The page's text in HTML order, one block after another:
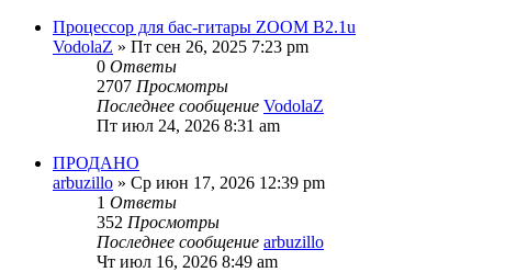
Процессор для бас-гитары ZOOM B2.1u
VodolaZ » Пт сен 26, 2025 7:23 pm
0 Ответы
2707 Просмотры
Последнее сообщение VodolaZ
Пт июл 24, 2026 8:31 am
ПРОДАНО
arbuzillo » Ср июн 17, 2026 12:39 pm
1 Ответы
352 Просмотры
Последнее сообщение arbuzillo
Чт июл 16, 2026 8:49 am